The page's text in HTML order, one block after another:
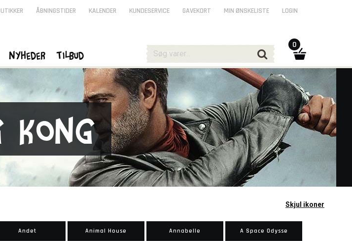
Kong
Skjul ikoner
Andet Animal House Annabelle A Space Odysse
ÅBNINGSTIDER KALENDER KUNDESERVICE GAVEKORT MIN ØNSKELISTE LOGIN
Nyheder Tilbud
0